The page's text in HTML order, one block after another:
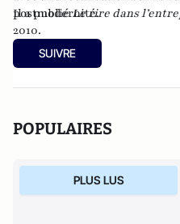
postmodernité.
Il a publiéLe rire dans
2010.
SUIVRE
POPULAIRES
PLUS LUS